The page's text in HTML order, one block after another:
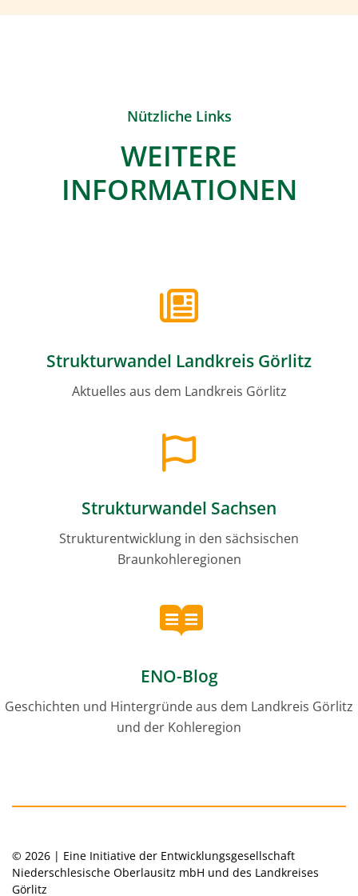
Nützliche Links
WEITERE
INFORMATIONEN
Strukturwandel Landkreis Görlitz
Aktuelles aus dem Landkreis Görlitz
Strukturwandel Sachsen
Strukturentwicklung in den sächsischen
Braunkohleregionen
ENO-Blog
Geschichten und Hintergründe aus dem Landkreis Görlitz
und der Kohleregion
© 2026 | Eine Initiative der Entwicklungsgesellschaft
Niederschlesische Oberlausitz mbH und des Landkreises
Görlitz